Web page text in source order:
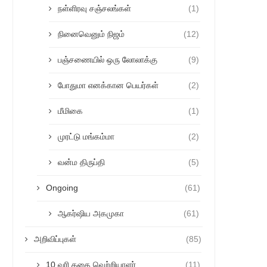
நள்ளிரவு சஞ்சலங்கள் (1)
நினைவெனும் நிஜம் (12)
பஞ்சணையில் ஒரு லோலாக்கு (9)
போதுமா எனக்கான பெயர்கள் (2)
மீமிகை (1)
முரட்டு மங்கம்மா (2)
வன்ம திருப்தி (5)
Ongoing (61)
ஆகர்ஷிய அகமுகா (61)
அறிவிப்புகள் (85)
10 வரி கதை வெற்றியாளர் (11)